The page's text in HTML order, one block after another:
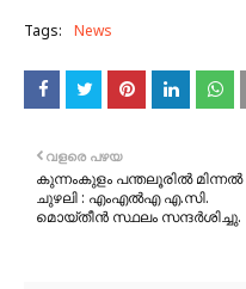
Tags: News
വളരെ പഴയ
കുന്നംകുളം പന്തലൂരിൽ മിന്നൽ
ചുഴലി : എംഎൽഎ എ.സി.
മൊയ്തീൻ സ്ഥലം സന്ദർശിച്ചു.